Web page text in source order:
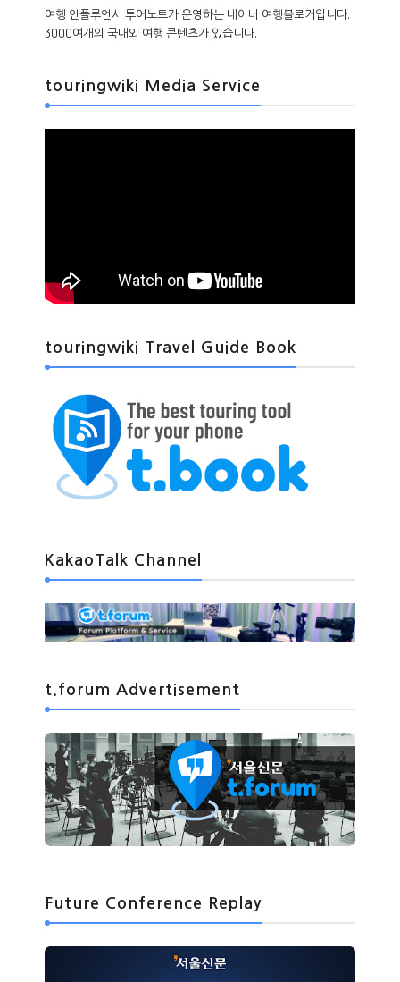
여행 인플루언서 투어노트가 운영하는 네이버 여행블로거입니다.
3000여개의 국내외 여행 콘텐츠가 있습니다.
touringwiki Media Service
touringwiki Travel Guide Book
KakaoTalk Channel
t.forum Advertisement
Future Conference Replay